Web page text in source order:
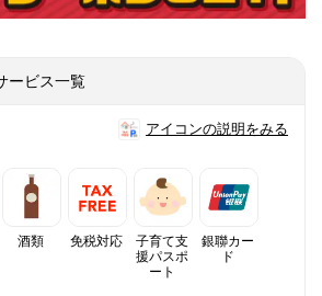
ービス一覧
アイコンの説明をみる
酒類 免税対応
子育て支
援パスポ
ート
銀聯カー
ド